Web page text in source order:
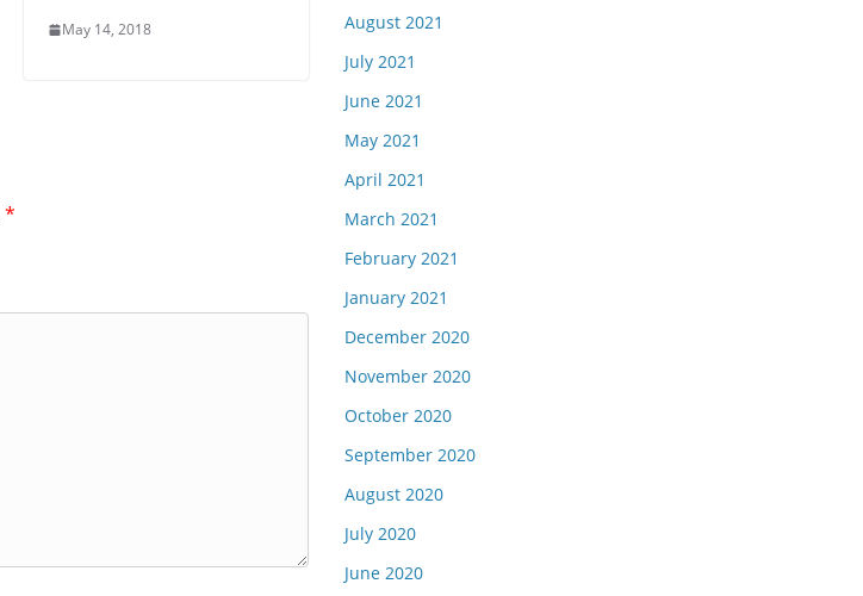
May 14, 2018
*
August 2021
July 2021
June 2021
May 2021
April 2021
March 2021
February 2021
January 2021
December 2020
November 2020
October 2020
September 2020
August 2020
July 2020
June 2020